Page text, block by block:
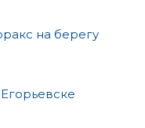
на берегу